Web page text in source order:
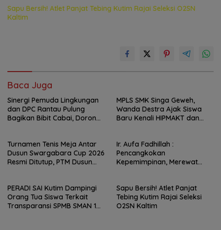
Sapu Bersih! Atlet Panjat Tebing Kutim Rajai Seleksi O2SN
Kaltim
Baca Juga
Sinergi Pemuda Lingkungan
dan DPC Rantau Pulung
Bagikan Bibit Cabai, Dorong
MPLS SMK Singa Geweh,
Wanda Destra Ajak Siswa
Baru Kenali HIPMAKT dan
Turnamen Tenis Meja Antar
Dusun Swargabara Cup 2026
Resmi Ditutup, PTM Dusun
Ir. Aufa Fadhillah :
Pencangkokan
Kepemimpinan, Merewat
PERADI SAI Kutim Dampingi
Orang Tua Siswa Terkait
Transparansi SPMB SMAN 1
Sapu Bersih! Atlet Panjat
Tebing Kutim Rajai Seleksi
O2SN Kaltim